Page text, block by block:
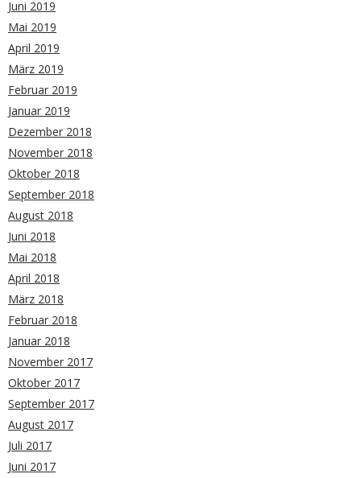
Juni 2019
Mai 2019
April 2019
März 2019
Februar 2019
Januar 2019
Dezember 2018
November 2018
Oktober 2018
September 2018
August 2018
Juni 2018
Mai 2018
April 2018
März 2018
Februar 2018
Januar 2018
November 2017
Oktober 2017
September 2017
August 2017
Juli 2017
Juni 2017